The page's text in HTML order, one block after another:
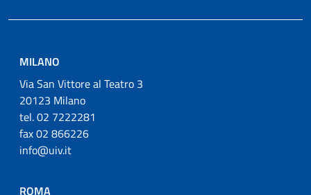
MILANO
Via San Vittore al Teatro 3
20123 Milano
tel. 02 7222281
fax 02 866226
info@uiv.it
ROMA